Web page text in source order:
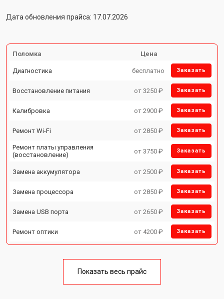
Дата обновления прайса: 17.07.2026
Поломка Цена
Диагностика бесплатно Заказать
Восстановление питания от 3250 ₽ Заказать
Калибровка от 2900 ₽ Заказать
Ремонт Wi-Fi от 2850 ₽ Заказать
Ремонт платы управления
(восстановление)
от 3750 ₽ Заказать
Замена аккумулятора от 2500 ₽ Заказать
Замена процессора от 2850 ₽ Заказать
Замена USB порта от 2650 ₽ Заказать
Ремонт оптики от 4200 ₽ Заказать
Показать весь прайс